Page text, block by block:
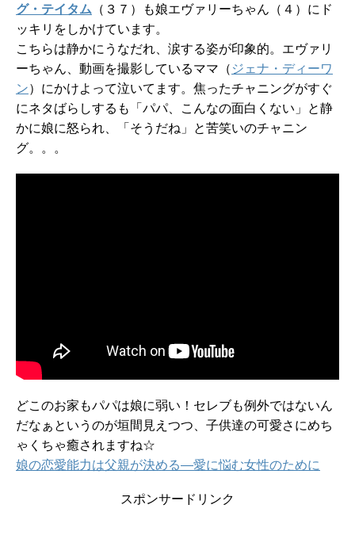
グ・テイタム （３７）も娘エヴァリーちゃん（４）にド
ッキリをしかけています。
こちらは静かにうなだれ、涙する姿が印象的。エヴァリ
ーちゃん、動画を撮影しているママ（ ジェナ・ディーワ
ン）にかけよって泣いてます。焦ったチャニングがすぐ
にネタばらしするも「パパ、こんなの面白くない」と静
かに娘に怒られ、「そうだね」と苦笑いのチャニン
グ。。。
どこのお家もパパは娘に弱い！セレブも例外ではないん
だなぁというのが垣間見えつつ、子供達の可愛さにめち
ゃくちゃ癒されますね☆
娘の恋愛能力は父親が決める―愛に悩む女性のために
スポンサードリンク